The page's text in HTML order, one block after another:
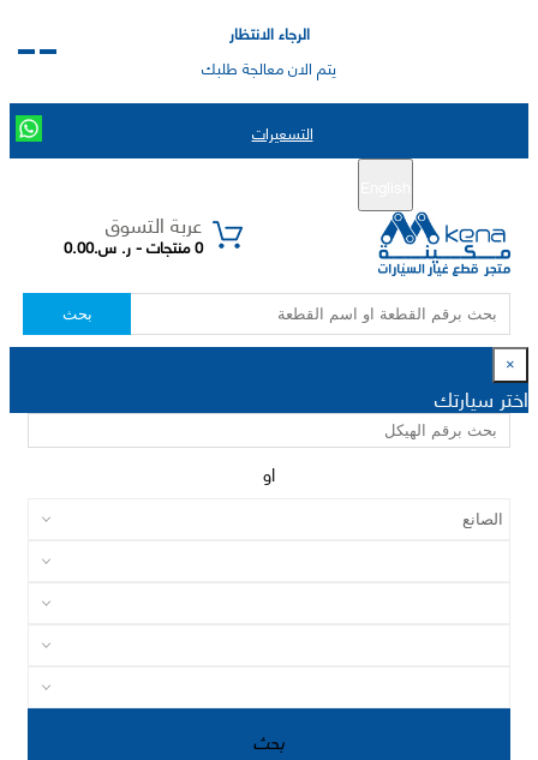
الرجاء الانتظار
يتم الان معالجة طلبك
التسعيرات
عربة التسوق
0 منتجات - ر. س.0.00
بحث
×
اختر سيارتك
او
بحث